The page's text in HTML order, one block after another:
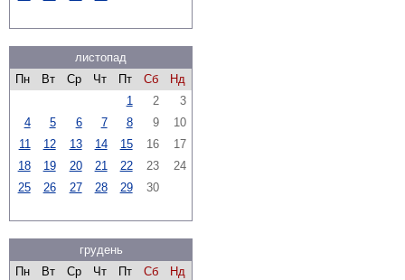
листопад
Пн
Вт Ср Чт Пт Сб
Нд
1
2
3
4
5 6 7 8 9
10
11
12 13 14 15 16
17
18
19 20 21 22 23
24
25
26 27 28 29 30
грудень
Пн
Вт Ср Чт Пт Сб
Нд